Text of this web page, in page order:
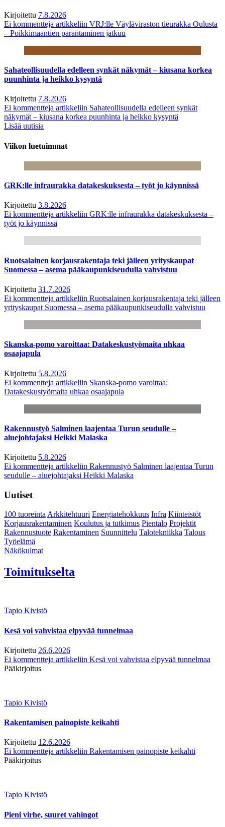
Kirjoitettu 7.8.2026
Ei kommentteja artikkeliin VRJ:lle Väyläviraston tieurakka Oulusta
– Poikkimaantien parantaminen jatkuu
Sahateollisuudella edelleen synkät näkymät – kiusana korkea
puunhinta ja heikko kysyntä
Kirjoitettu 7.8.2026
Ei kommentteja artikkeliin Sahateollisuudella edelleen synkät
näkymät – kiusana korkea puunhinta ja heikko kysyntä
Lisää uutisia
Viikon luetuimmat
GRK:lle infraurakka datakeskuksesta – työt jo käynnissä
Kirjoitettu 3.8.2026
Ei kommentteja artikkeliin GRK:lle infraurakka datakeskuksesta –
työt jo käynnissä
Ruotsalainen korjausrakentaja teki jälleen yrityskaupat
Suomessa – asema pääkaupunkiseudulla vahvistuu
Kirjoitettu 31.7.2026
Ei kommentteja artikkeliin Ruotsalainen korjausrakentaja teki jälleen
yrityskaupat Suomessa – asema pääkaupunkiseudulla vahvistuu
Skanska-pomo varoittaa: Datakeskustyömaita uhkaa
osaajapula
Kirjoitettu 5.8.2026
Ei kommentteja artikkeliin Skanska-pomo varoittaa:
Datakeskustyömaita uhkaa osaajapula
Rakennustyö Salminen laajentaa Turun seudulle –
aluejohtajaksi Heikki Malaska
Kirjoitettu 5.8.2026
Ei kommentteja artikkeliin Rakennustyö Salminen laajentaa Turun
seudulle – aluejohtajaksi Heikki Malaska
Uutiset
100 tuoreintaArkkitehtuuri Energiatehokkuus Infra Kiinteistöt
Korjausrakentaminen Koulutus ja tutkimus Pientalo Projektit
Rakennustuote Rakentaminen Suunnittelu Talotekniikka Talous
Työelämä
Näkökulmat
Toimitukselta
Tapio Kivistö
Kesä voi vahvistaa elpyvää tunnelmaa
Kirjoitettu 26.6.2026
Ei kommentteja artikkeliin Kesä voi vahvistaa elpyvää tunnelmaa
Pääkirjoitus
Tapio Kivistö
Rakentamisen painopiste keikahti
Kirjoitettu 12.6.2026
Ei kommentteja artikkeliin Rakentamisen painopiste keikahti
Pääkirjoitus
Tapio Kivistö
Pieni virhe, suuret vahingot